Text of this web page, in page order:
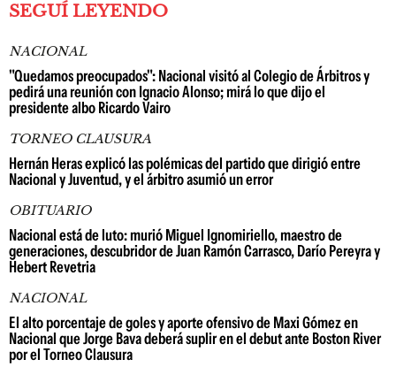
SEGUÍ LEYENDO
NACIONAL
"Quedamos preocupados": Nacional visitó al Colegio de Árbitros y
pedirá una reunión con Ignacio Alonso; mirá lo que dijo el
presidente albo Ricardo Vairo
TORNEO CLAUSURA
Hernán Heras explicó las polémicas del partido que dirigió entre
Nacional y Juventud, y el árbitro asumió un error
OBITUARIO
Nacional está de luto: murió Miguel Ignomiriello, maestro de
generaciones, descubridor de Juan Ramón Carrasco, Darío Pereyra y
Hebert Revetria
NACIONAL
El alto porcentaje de goles y aporte ofensivo de Maxi Gómez en
Nacional que Jorge Bava deberá suplir en el debut ante Boston River
por el Torneo Clausura